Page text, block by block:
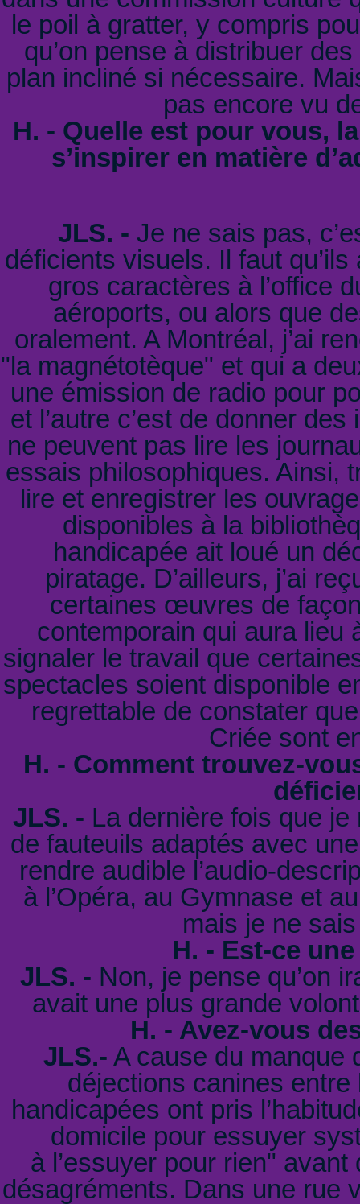
le poil à gratter, y compris
qu’on pense à distribuer
plan incliné si nécessaire.
pas encore vu
H. - Quelle est pour vous,
s’inspirer en matière
JLS. - Je ne sais pas,
déficients visuels. Il faut
gros caractères à l’office
aéroports, ou alors que
oralement. A Montréal, j’ai
"la magnétotèque" et qui a
une émission de radio pour
et l’autre c’est de donner
ne peuvent pas lire les
essais philosophiques. Ainsi,
lire et enregistrer les
disponibles à la
handicapée ait loué un
piratage. D’ailleurs, j’ai
certaines œuvres de
contemporain qui aura lieu
signaler le travail que
spectacles soient disponible
regrettable de constater
Criée sont
H. - Comment trouvez-
JLS. - La dernière fois que je
de fauteuils adaptés avec
rendre audible l’audio-
à l’Opéra, au Gymnase et
mais je ne
H. - Est-ce
JLS. - Non, je pense qu’on
avait une plus grande
H. - Avez-vous
JLS.- A cause du manque
déjections canines
handicapées ont pris
domicile pour essuyer
à l’essuyer pour rien"
désagréments. Dans une rue